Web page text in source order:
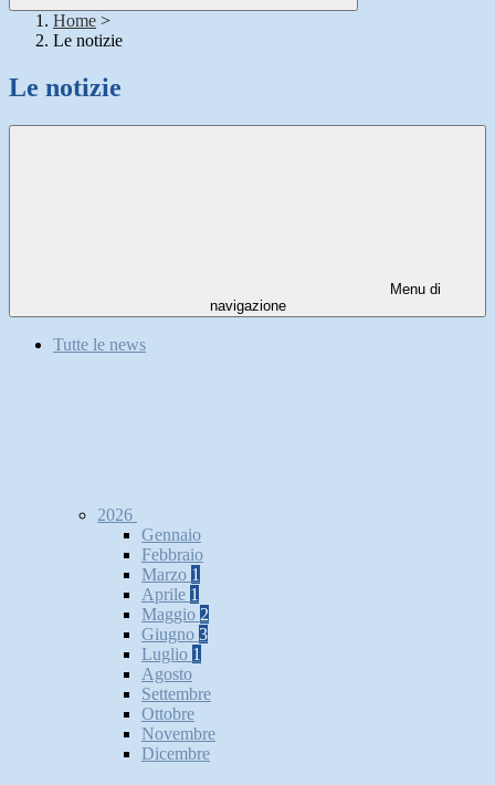
Home >
Le notizie
Le notizie
Menu di
navigazione
Tutte le news
2026
Gennaio
Febbraio
Marzo 1
Aprile 1
Maggio 2
Giugno 3
Luglio 1
Agosto
Settembre
Ottobre
Novembre
Dicembre